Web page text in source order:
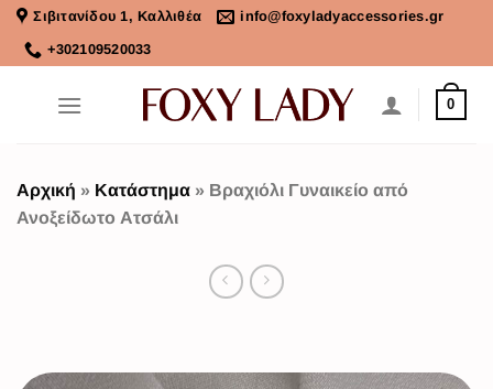
Σιβιτανίδου 1, Καλλιθέα
info@foxyladyaccessories.gr
+302109520033
0
Αρχική » Κατάστημα » Βραχιόλι Γυναικείο από
Ανοξείδωτο Ατσάλι